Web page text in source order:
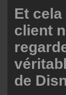
Et
client
de